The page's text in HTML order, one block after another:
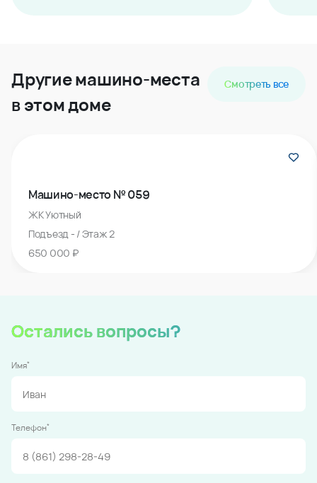
Другие машино-места
в этом доме
Смотреть все
Машино-место № 059
ЖК Уютный
Подъезд - / Этаж 2
650 000 ₽
Остались вопросы?
Имя*
Телефон*